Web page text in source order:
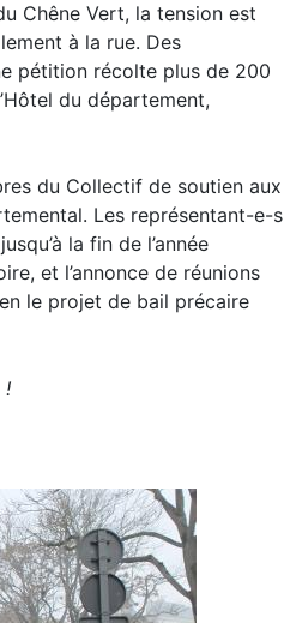
Chêne Vert, la tension est
à la rue. Des
pétition récolte plus de 200
du département,
du Collectif de soutien aux
Les représentant-e-s
la fin de l’année
et l’annonce de réunions
le projet de bail précaire
!